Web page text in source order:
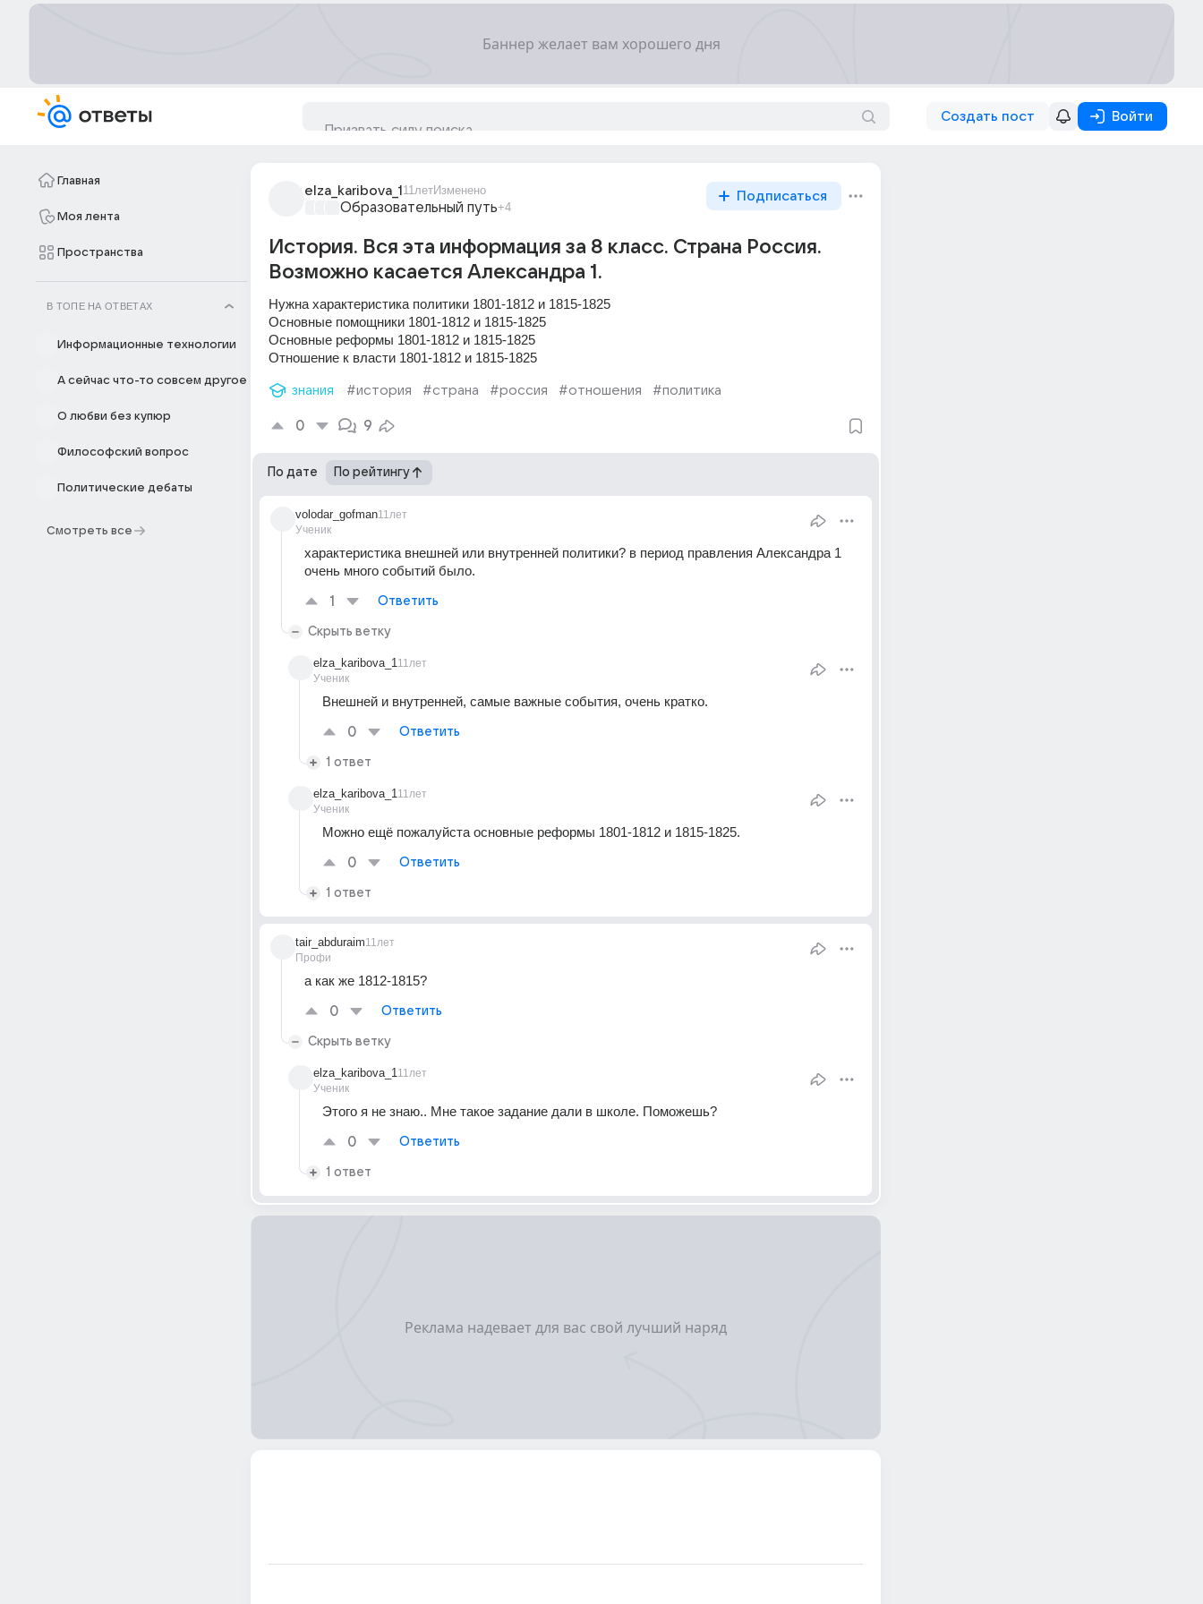
Создать пост Войти
Главная
Моя лента
Пространства
В ТОПЕ НА ОТВЕТАХ
Информационные технологии
А сейчас что-то совсем другое
О любви без купюр
Философский вопрос
Политические дебаты
Смотреть все
elza_karibova_1 11летИзменено
Образовательный путь+4
Подписаться
История. Вся эта информация за 8 класс. Страна Россия.
Возможно касается Александра 1.
Нужна характеристика политики 1801-1812 и 1815-1825
Основные помощники 1801-1812 и 1815-1825
Основные реформы 1801-1812 и 1815-1825
Отношение к власти 1801-1812 и 1815-1825
знания #история #страна #россия #отношения #политика
0 9
По дате По рейтингу
volodar_gofman
Ученик
11лет
характеристика внешней или внутренней политики? в период правления Александра 1
очень много событий было.
1 Ответить
Скрыть ветку
elza_karibova_1
Ученик
11лет
Внешней и внутренней, самые важные события, очень кратко.
0 Ответить
1 ответ
elza_karibova_1
Ученик
11лет
Можно ещё пожалуйста основные реформы 1801-1812 и 1815-1825.
0 Ответить
1 ответ
tair_abduraim
Профи
11лет
а как же 1812-1815?
0 Ответить
Скрыть ветку
elza_karibova_1
Ученик
11лет
Этого я не знаю.. Мне такое задание дали в школе. Поможешь?
0 Ответить
1 ответ